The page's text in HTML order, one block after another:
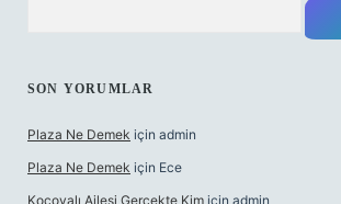
SON YORUMLAR
Plaza Ne Demek için admin
Plaza Ne Demek için Ece
Koçovalı Ailesi Gerçekte Kim için admin